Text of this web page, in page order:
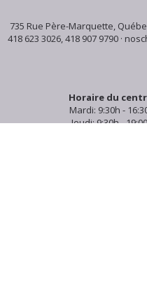
735 Rue Père-Marquette,
418 623 3026,418 907 9790·
Horaire du
Mardi: 9:30h -
Jeudi: 9:30h -